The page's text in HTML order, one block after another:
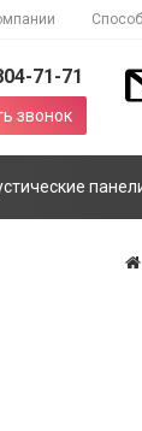
71-71
звонок